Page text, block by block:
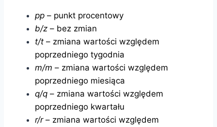
pp – punkt procentowy
b/z – bez zmian
t/t – zmiana wartości względem
poprzedniego tygodnia
m/m – zmiana wartości względem
poprzedniego miesiąca
q/q – zmiana wartości względem
poprzedniego kwartału
r/r– zmiana wartości względem